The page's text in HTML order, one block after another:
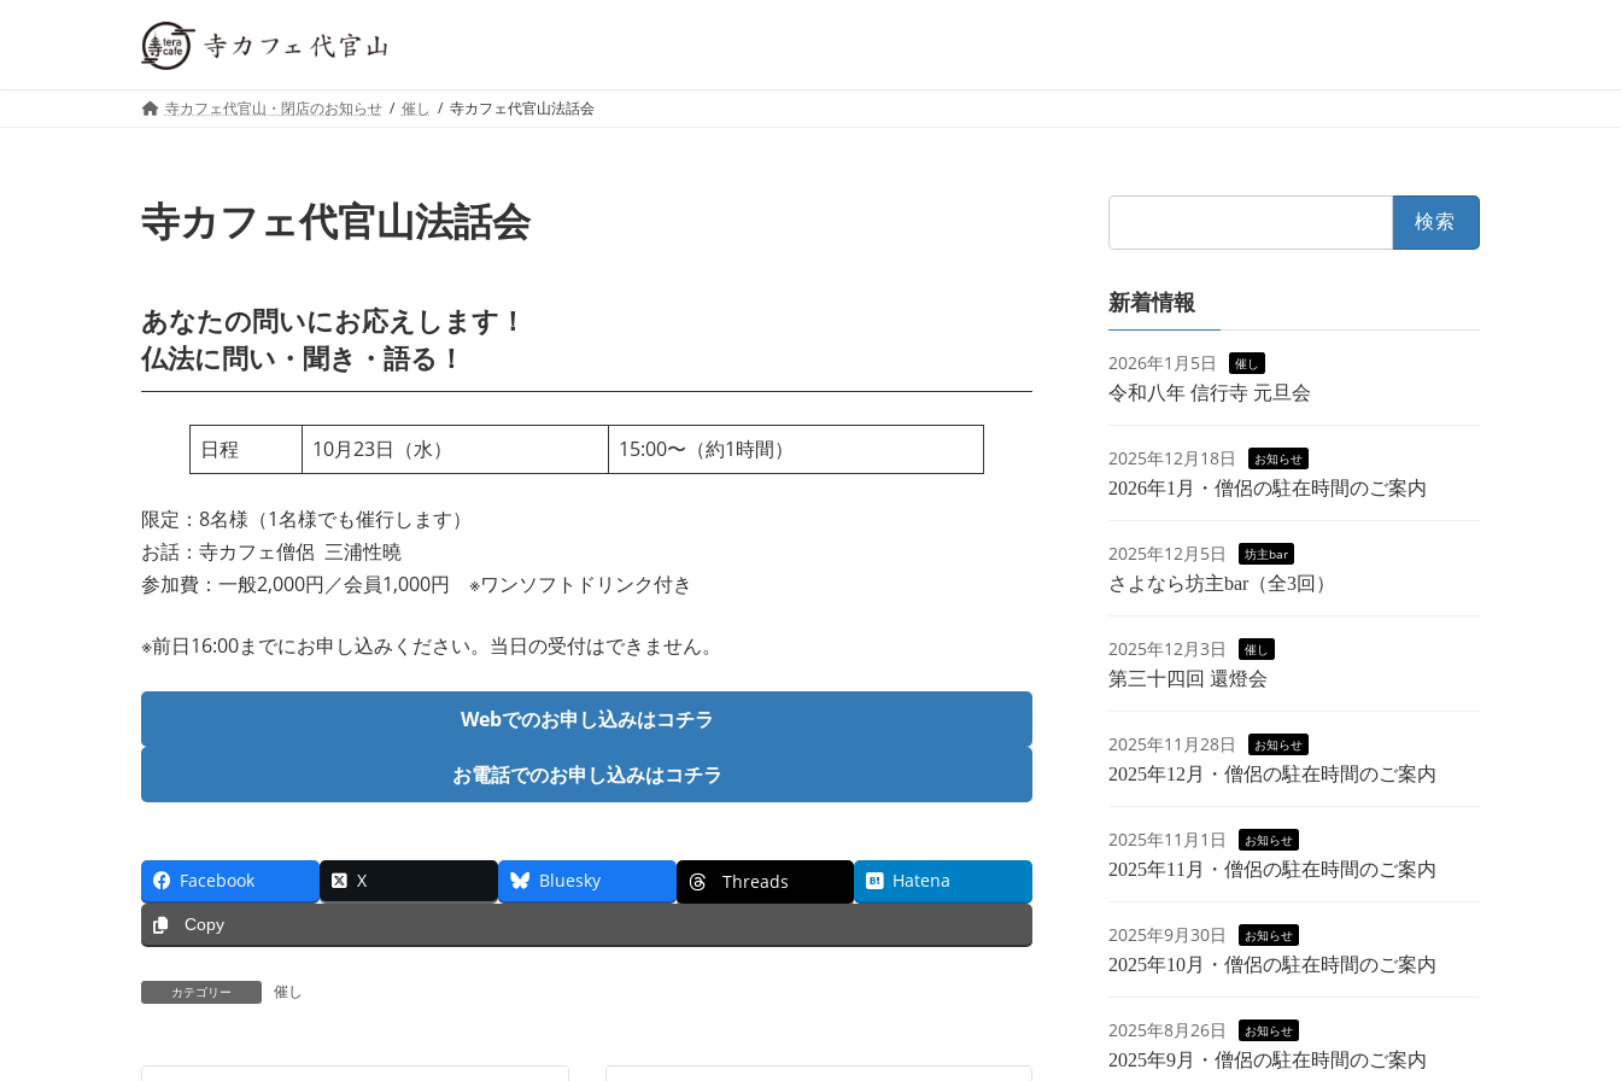
寺カフェ代官山・閉店のお知らせ 催し 寺カフェ代官山法話会
寺カフェ代官山法話会
あなたの問いにお応えします！
仏法に問い・聞き・語る！
日程 10月23日（水） 15:00〜（約1時間）
限定：8名様（1名様でも催行します）
お話：寺カフェ僧侶 三浦性曉
参加費：一般2,000円／会員1,000円 ※ワンソフトドリンク付き
※前日16:00までにお申し込みください。当日の受付はできません。
Webでのお申し込みはコチラ
お電話でのお申し込みはコチラ
Facebook X Bluesky Threads Hatena
Copy
カテゴリー 催し
検
新着情報
2026年1月5日 催し
令和八年 信行寺 元旦会
2025年12月18日 お知らせ
2026年1月・僧侶の駐在時間のご案内
2025年12月5日 坊主bar
さよなら坊主bar（全3回）
2025年12月3日 催し
第三十四回 還燈会
2025年11月28日 お知らせ
2025年12月・僧侶の駐在時間のご案内
2025年11月1日 お知らせ
2025年11月・僧侶の駐在時間のご案内
2025年9月30日 お知らせ
2025年10月・僧侶の駐在時間のご案内
2025年8月26日 お知らせ
2025年9月・僧侶の駐在時間のご案内